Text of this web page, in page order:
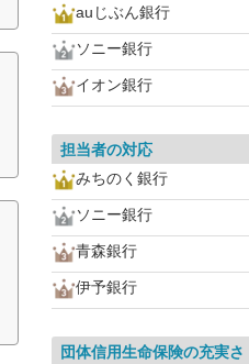
auじぶん銀行
ソニー銀行
イオン銀行
担当者の対応
みちのく銀行
ソニー銀行
青森銀行
伊予銀行
団体信用生命保険の充実さ